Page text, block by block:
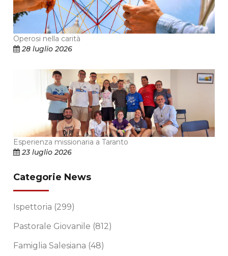
Operosi nella carità
28 luglio 2026
Esperienza missionaria a Taranto
23 luglio 2026
Categorie News
Ispettoria (299)
Pastorale Giovanile (812)
Famiglia Salesiana (48)